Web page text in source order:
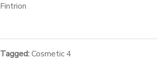
Fintrion
Tagged:Cosmetic 4